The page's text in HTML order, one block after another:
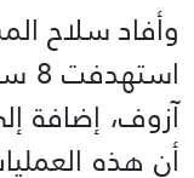
وأفاد سلاح
آزوف، إضافة
أن هذه